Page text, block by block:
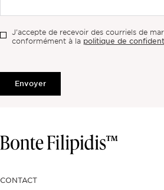
J'accepte de recevoir des courriels de
conformément à la politique de
Envoyer
CONTACT